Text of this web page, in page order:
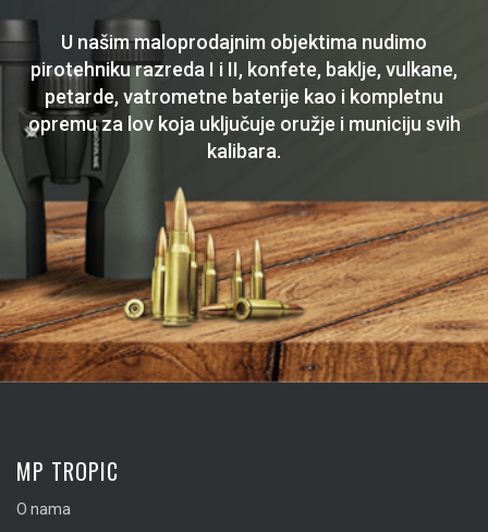
U našim maloprodajnim objektima nudimo
pirotehniku razreda I i II, konfete, baklje, vulkane,
petarde, vatrometne baterije kao i kompletnu
opremu za lov koja uključuje oružje i municiju svih
kalibara.
MP TROPIC
O nama